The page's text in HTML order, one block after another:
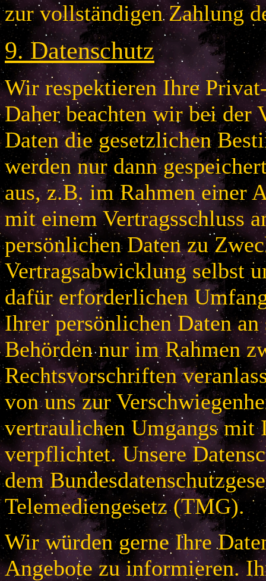
zur vollständigen Zahlung
9.Datenschutz
Wir respektieren Ihre
Daher beachten wir bei der
Daten die gesetzlichen
werden nur dann
aus, z.B. im Rahmen einer
mit einem Vertragsschluss
persönlichen Daten zu
Vertragsabwicklung selbst
dafür erforderlichen
Ihrer persönlichen Daten
Behörden nur im Rahmen
Rechtsvorschriften
von uns zur
vertraulichen Umgangs mit
verpflichtet. Unsere
dem
Telemediengesetz (TMG).
Wir würden gerne Ihre
Angebote zu informieren.